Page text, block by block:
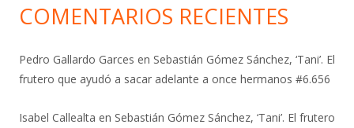
COMENTARIOS RECIENTES
Pedro Gallardo Garces en Sebastián Gómez Sánchez, ‘Tani’. El
frutero que ayudó a sacar adelante a once hermanos #6.656
Isabel Callealta en Sebastián Gómez Sánchez, ‘Tani’. El frutero